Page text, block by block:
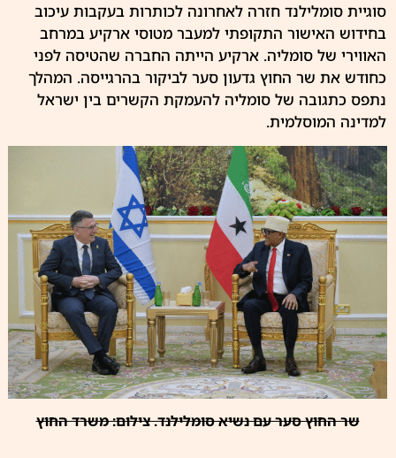
סוגיית סומלילנד חזרה לאחרונה לכותרות בעקבות עיכוב
בחידוש האישור התקופתי למעבר מטוסי ארקיע במרחב
האווירי של סומליה. ארקיע הייתה החברה שהטיסה לפני
כחודש את שר החוץ גדעון סער לביקור בהרגייסה. המהלך
נתפס כתגובה של סומליה להעמקת הקשרים בין ישראל
למדינה המוסלמית.
שר החוץ סער עם נשיא סומלילנד. צילום: משרד החוץ